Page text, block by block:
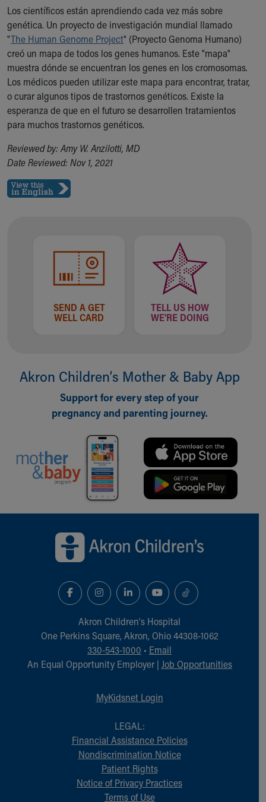
Los científicos están aprendiendo cada vez más sobre
genética. Un proyecto de investigación mundial llamado
"The Human Genome Project" (Proyecto Genoma Humano)
creó un mapa de todos los genes humanos. Este "mapa"
muestra dónde se encuentran los genes en los cromosomas.
Los médicos pueden utilizar este mapa para encontrar, tratar,
o curar algunos tipos de trastornos genéticos. Existe la
esperanza de que en el futuro se desarrollen tratamientos
para muchos trastornos genéticos.
Reviewed by: Amy W. Anzilotti, MD
Date Reviewed: Nov 1, 2021
SEND A GET
WELL CARD
TELL US HOW
WE'RE DOING
Akron Children‘s Mother & Baby App
Support for every step of your
pregnancy and parenting journey.
Akron Children‘s Hospital
One Perkins Square, Akron, Ohio 44308-1062
330-543-1000 • Email
An Equal Opportunity Employer | Job Opportunities
MyKidsnet Login
LEGAL:
Financial Assistance Policies
Nondiscrimination Notice
Patient Rights
Notice of Privacy Practices
Terms of Use